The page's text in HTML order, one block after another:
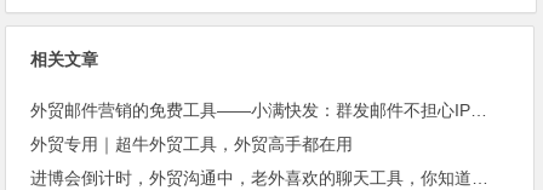
相关文章
外贸邮件营销的免费工具——小满快发：群发邮件不担心IP被封
外贸专用｜超牛外贸工具，外贸高手都在用
进博会倒计时，外贸沟通中，老外喜欢的聊天工具，你知道几种？